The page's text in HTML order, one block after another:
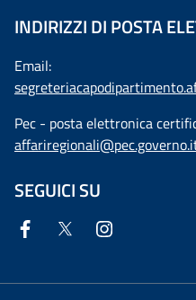
INDIRIZZI DI POSTA
Email:
Pec - posta elettronica
SEGUICI SU